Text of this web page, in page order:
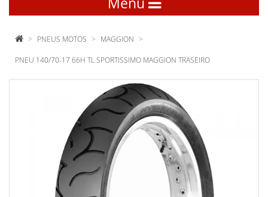
PNEUS MOTOS MAGGION
PNEU 140/70-17 66H TL SPORTISSIMO MAGGION TRASEIRO